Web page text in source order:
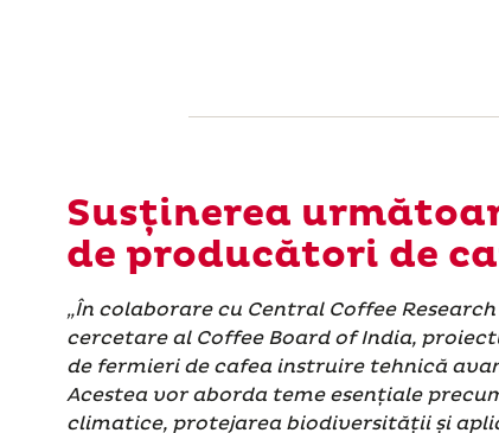
Susținerea
de producători de
„În colaborare cu Central Coffee
cercetare al Coffee Board of India,
de fermieri de cafea instruire tehnică
Acestea vor aborda teme esențiale
climatice, protejarea biodiversității și